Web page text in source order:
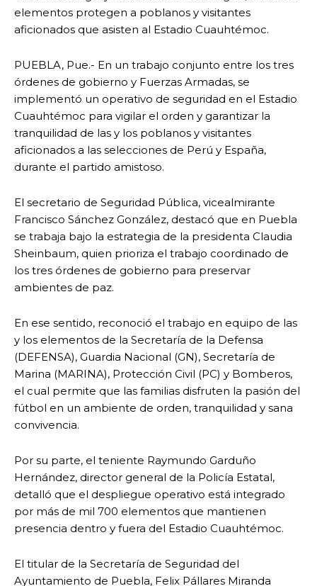
elementos protegen a poblanos y visitantes
aficionados que asisten al Estadio Cuauhtémoc.
PUEBLA, Pue.- En un trabajo conjunto entre los tres
órdenes de gobierno y Fuerzas Armadas, se
implementó un operativo de seguridad en el Estadio
Cuauhtémoc para vigilar el orden y garantizar la
tranquilidad de las y los poblanos y visitantes
aficionados a las selecciones de Perú y España,
durante el partido amistoso.
El secretario de Seguridad Pública, vicealmirante
Francisco Sánchez González, destacó que en Puebla
se trabaja bajo la estrategia de la presidenta Claudia
Sheinbaum, quien prioriza el trabajo coordinado de
los tres órdenes de gobierno para preservar
ambientes de paz.
En ese sentido, reconoció el trabajo en equipo de las
y los elementos de la Secretaría de la Defensa
(DEFENSA), Guardia Nacional (GN), Secretaría de
Marina (MARINA), Protección Civil (PC) y Bomberos,
el cual permite que las familias disfruten la pasión del
fútbol en un ambiente de orden, tranquilidad y sana
convivencia.
Por su parte, el teniente Raymundo Garduño
Hernández, director general de la Policía Estatal,
detalló que el despliegue operativo está integrado
por más de mil 700 elementos que mantienen
presencia dentro y fuera del Estadio Cuauhtémoc.
El titular de la Secretaría de Seguridad del
Ayuntamiento de Puebla, Felix Pállares Miranda